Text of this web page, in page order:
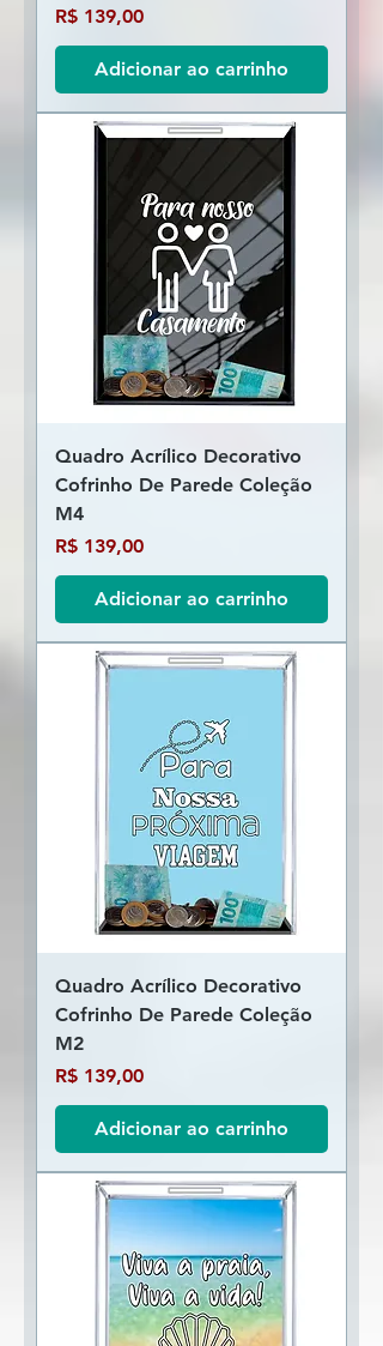
Preço
R$ 139,00
Adicionar ao carrinho
Quadro Acrílico Decorativo
Cofrinho De Parede Coleção
M4
Preço
R$ 139,00
Adicionar ao carrinho
Quadro Acrílico Decorativo
Cofrinho De Parede Coleção
M2
Preço
R$ 139,00
Adicionar ao carrinho